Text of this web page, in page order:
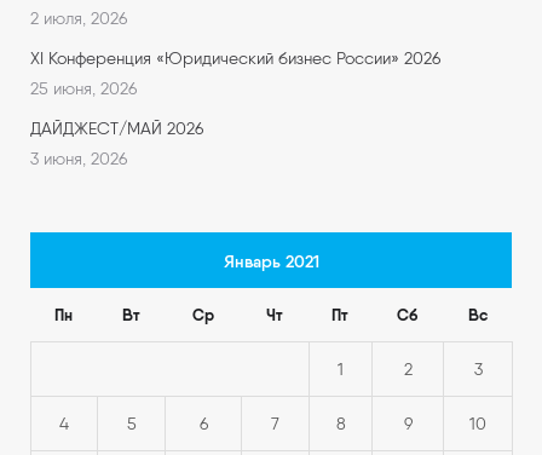
2 июля, 2026
XI Конференция «Юридический бизнес России» 2026
25 июня, 2026
ДАЙДЖЕСТ/МАЙ 2026
3 июня, 2026
Январь 2021
Пн Вт Ср Чт Пт Сб Вс
1 2 3
4 5 6 7 8 9 10